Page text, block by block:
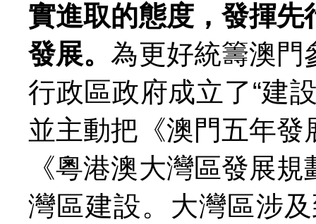
實進取的態度，發揮
發展。為更好統籌澳門
行政區政府成立了“建
並主動把《澳門五年
《粵港澳大灣區發展
灣區建設。大灣區涉